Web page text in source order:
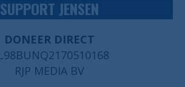
SUPPORT JENSEN
DONEER DIRECT
RJP MEDIA BV